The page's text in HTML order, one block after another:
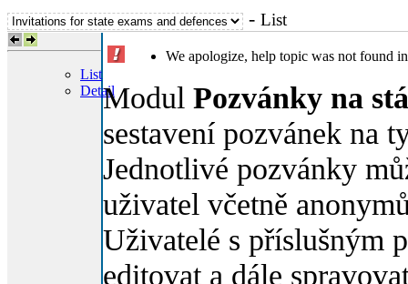
- List
List
Detail
We apologize, help topic was not found
Modul Pozvánky na
sestavení pozvánek na
Jednotlivé pozvánky
uživatel včetně
Uživatelé s příslušným
editovat a dále